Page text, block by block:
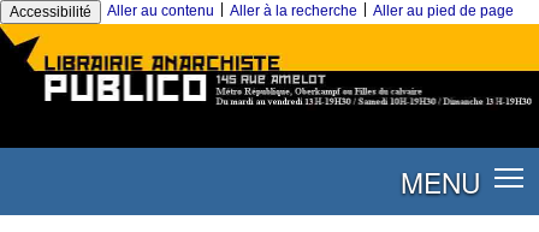
Accessibilité Aller au contenu Aller à la recherche Aller au pied de page
MENU